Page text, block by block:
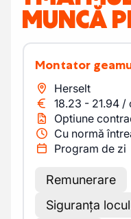
MUNCĂ
Montator
Herselt
18.23 - 21.94 /
Optiune
Cu normă
Program de zi
Remunerare
Siguranța